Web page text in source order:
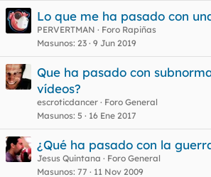
Lo que me ha pasado con
PERVERTMAN
Foro Rapiñas
Masunos 23 9 Jun 2019
Que ha pasado con
vídeos?
escroticdancer
Foro General
Masunos 5 16 Ene 2017
¿Qué ha pasado con la
Jesus Quintana
Foro General
Masunos 77 11 Nov 2009